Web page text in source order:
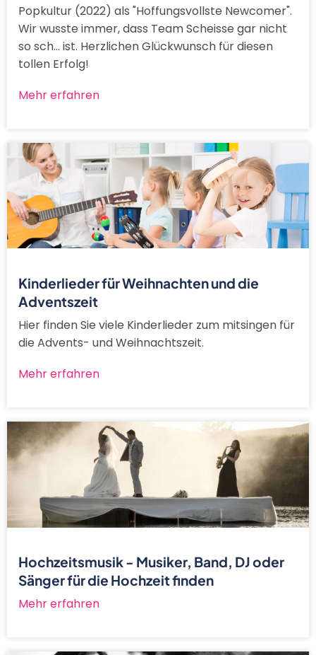
Popkultur (2022) als "Hoffungsvollste Newcomer".
Wir wusste immer, dass Team Scheisse gar nicht
so sch... ist. Herzlichen Glückwunsch für diesen
tollen Erfolg!
Mehr erfahren
Kinderlieder für Weihnachten und die
Adventszeit
Hier finden Sie viele Kinderlieder zum mitsingen für
die Advents- und Weihnachtszeit.
Mehr erfahren
Hochzeitsmusik - Musiker, Band, DJ oder
Sänger für die Hochzeit finden
Mehr erfahren